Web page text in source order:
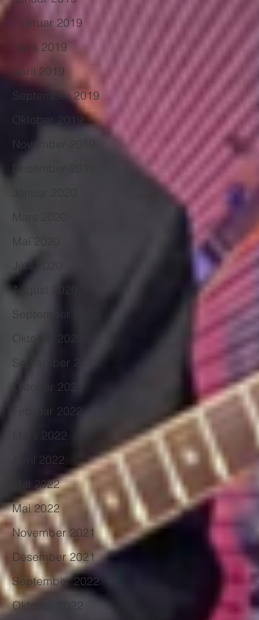
Februar 2019
Mars 2019
April 2019
September 2019
Oktober 2019
November 2019
Mai 2020
Juni 2020
August 2020
September 2020
Oktober 2020
September 2021
Oktober 2021
Februar 2022
Mars 2022
April 2022
Mai 2022
Mai 2022
November 2021
Desember 2021
September 2022
Oktober 2022